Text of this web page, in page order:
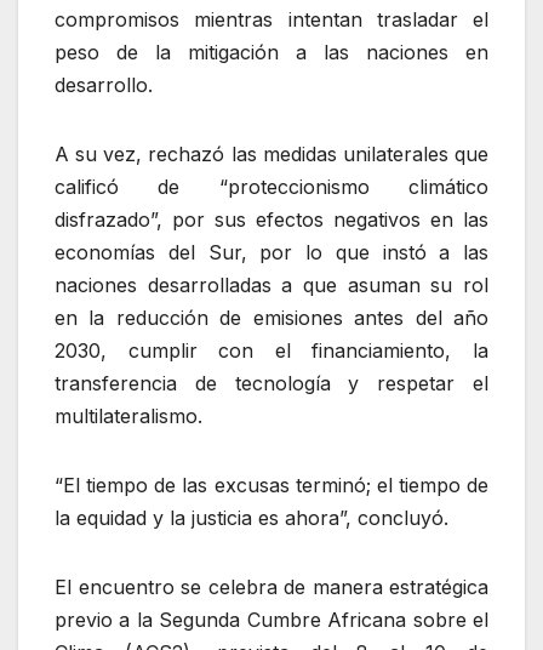
compromisos mientras intentan trasladar el
peso de la mitigación a las naciones en
desarrollo.
A su vez, rechazó las medidas unilaterales que
calificó de “proteccionismo climático
disfrazado”, por sus efectos negativos en las
economías del Sur, por lo que instó a las
naciones desarrolladas a que asuman su rol
en la reducción de emisiones antes del año
2030, cumplir con el financiamiento, la
transferencia de tecnología y respetar el
multilateralismo.
“El tiempo de las excusas terminó; el tiempo de
la equidad y la justicia es ahora”, concluyó.
El encuentro se celebra de manera estratégica
previo a la Segunda Cumbre Africana sobre el